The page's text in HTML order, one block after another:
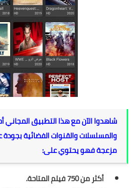
شاهدوا الآن مع هذا التطبيق المجاني
والمسلسلات والقنوات الفضائية بجودة
مزعجة فهو يحتوي على:
أكثر من 750 فيلم المتاحة.